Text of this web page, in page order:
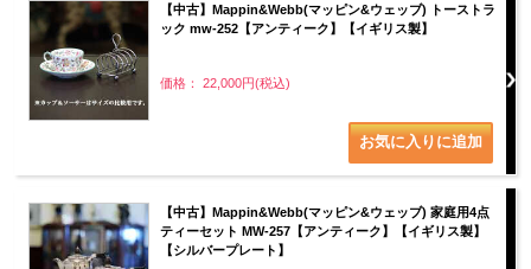
【中古】Mappin&Webb(マッピン&ウェッブ) トーストラ
ック mw-252【アンティーク】【イギリス製】
価格： 22,000円(税込)
【中古】Mappin&Webb(マッピン&ウェッブ) 家庭用4点
ティーセット MW-257【アンティーク】【イギリス製】
【シルバープレート】